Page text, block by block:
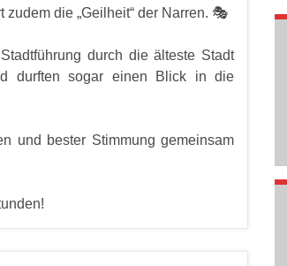
die „Geilheit“ der Narren. 🎭
durch die älteste Stadt
durften sogar einen Blick in die
und bester Stimmung gemeinsam